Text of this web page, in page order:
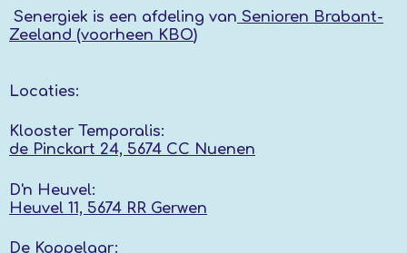
Senergiek is een afdeling van Senioren Brabant-
Zeeland (voorheen KBO)
Locaties:
Klooster Temporalis:
de Pinckart 24, 5674 CC Nuenen
D'n Heuvel:
Heuvel 11, 5674 RR Gerwen
De Koppelaar: